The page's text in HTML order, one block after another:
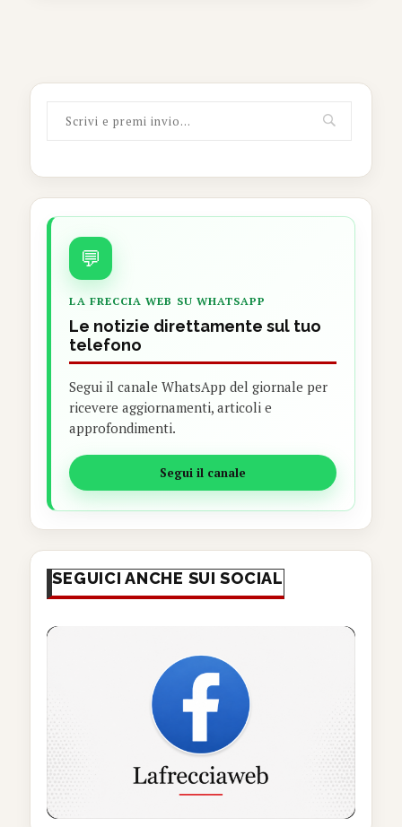
💬
LA FRECCIA WEB SU WHATSAPP
Le notizie direttamente sul tuo
telefono
Segui il canale WhatsApp del giornale per
ricevere aggiornamenti, articoli e
approfondimenti.
Segui il canale
SEGUICI ANCHE SUI SOCIAL